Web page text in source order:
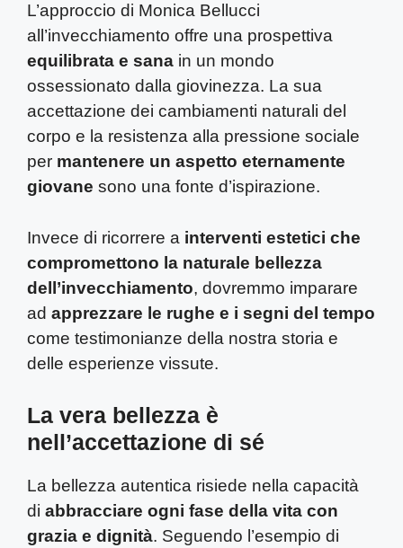
L’approccio di Monica Bellucci
all’invecchiamento offre una prospettiva
equilibrata e sana in un mondo
ossessionato dalla giovinezza. La sua
accettazione dei cambiamenti naturali del
corpo e la resistenza alla pressione sociale
per mantenere un aspetto eternamente
giovane sono una fonte d’ispirazione.
Invece di ricorrere a interventi estetici che
compromettono la naturale bellezza
dell’invecchiamento, dovremmo imparare
ad apprezzare le rughe e i segni del tempo
come testimonianze della nostra storia e
delle esperienze vissute.
La vera bellezza è
nell’accettazione di sé
La bellezza autentica risiede nella capacità
di abbracciare ogni fase della vita con
grazia e dignità. Seguendo l’esempio di